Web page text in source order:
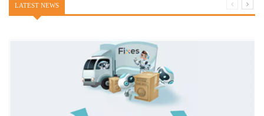
LATEST NEWS